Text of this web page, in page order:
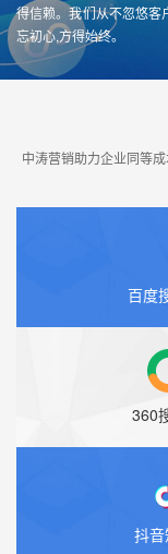
得信赖。我们从不忽悠客
忘初心,方得始终。
中涛营销助力企业同等
百度
360
抖